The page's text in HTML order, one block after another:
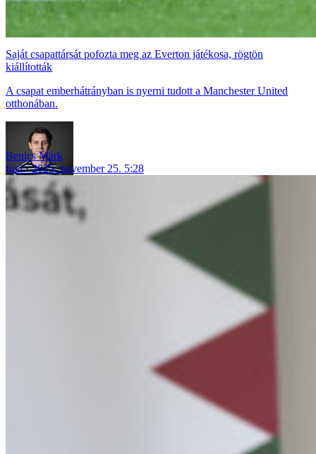
Saját csapattársát pofozta meg az Everton játékosa, rögtön
kiállították
A csapat emberhátrányban is nyerni tudott a Manchester United
otthonában.
Benics Márk
foci
2025. november 25. 5:28